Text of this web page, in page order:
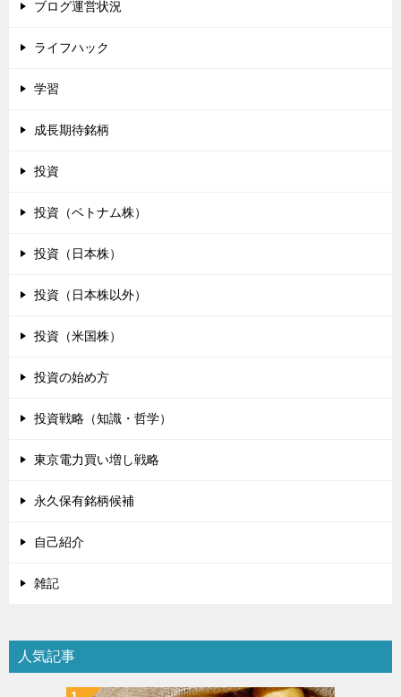
ブログ運営状況
ライフハック
学習
成長期待銘柄
投資
投資（ベトナム株）
投資（日本株）
投資（日本株以外）
投資（米国株）
投資の始め方
投資戦略（知識・哲学）
東京電力買い増し戦略
永久保有銘柄候補
自己紹介
雑記
人気記事